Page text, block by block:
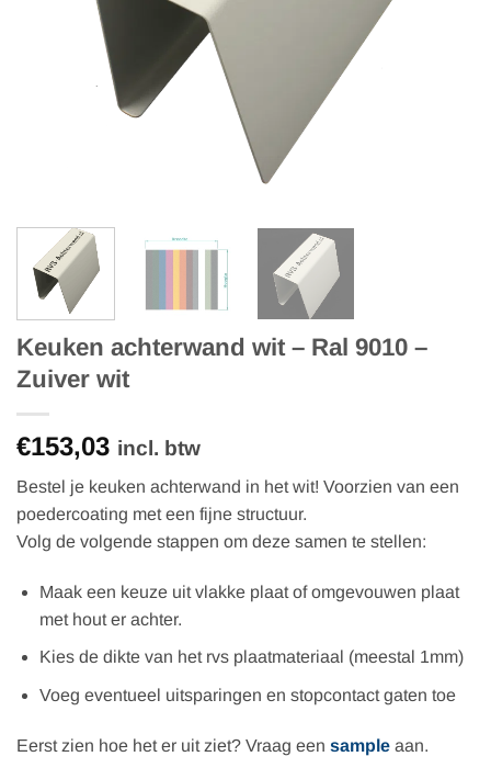
Keuken achterwand wit – Ral 9010 –
Zuiver wit
€153,03 incl. btw
Bestel je keuken achterwand in het wit! Voorzien van een
poedercoating met een fijne structuur.
Volg de volgende stappen om deze samen te stellen:
Maak een keuze uit vlakke plaat of omgevouwen plaat
met hout er achter.
Kies de dikte van het rvs plaatmateriaal (meestal 1mm)
Voeg eventueel uitsparingen en stopcontact gaten toe
Eerst zien hoe het er uit ziet? Vraag een sample aan.